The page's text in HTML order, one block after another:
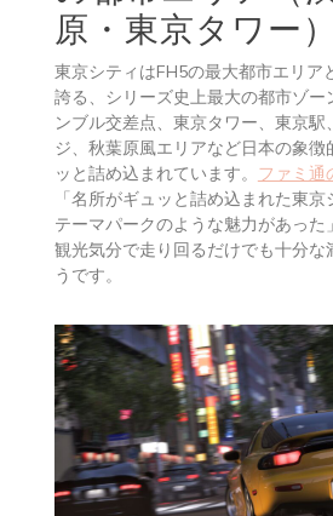
原・東京タワー）
東京シティはFH5の最大都市エリア
誇る、シリーズ史上最大の都市ゾー
ンブル交差点、東京タワー、東京駅
ジ、秋葉原風エリアなど日本の象徴
ッと詰め込まれています。 ファミ通
「名所がギュッと詰め込まれた東
テーマパークのような魅力があった
観光気分で走り回るだけでも十分な
うです。